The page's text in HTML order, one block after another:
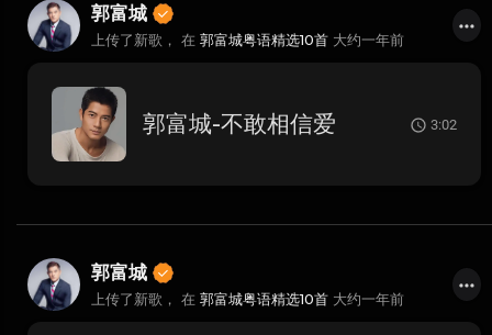
郭富城
上传了新歌， 在 郭富城粤语精选10首 大约一年前
郭富城-不敢相信爱 3:02
郭富城
上传了新歌， 在 郭富城粤语精选10首 大约一年前